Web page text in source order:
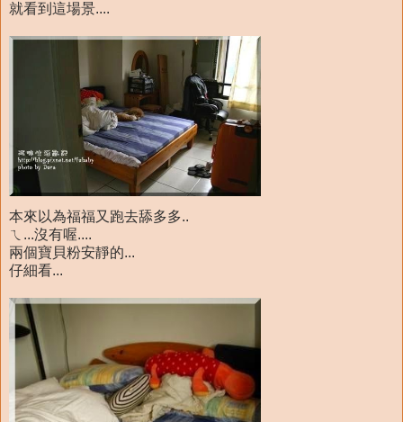
就看到這場景....
本來以為福福又跑去舔多多..
ㄟ...沒有喔....
兩個寶貝粉安靜的...
仔細看...